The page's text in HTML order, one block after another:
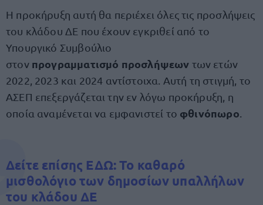
Η προκήρυξη αυτή θα περιέχει όλες τις προσλήψεις
του κλάδου ΔΕ που έχουν εγκριθεί από το
Υπουργικό Συμβούλιο
στον προγραμματισμό προσλήψεων των ετών
2022, 2023 και 2024 αντίστοιχα. Αυτή τη στιγμή, το
ΑΣΕΠ επεξεργάζεται την εν λόγω προκήρυξη, η
οποία αναμένεται να εμφανιστεί το φθινόπωρο
Δείτε επίσης ΕΔΩ: Το καθαρό
μισθολόγιο των δημοσίων υπαλλήλων
του κλάδου ΔΕ